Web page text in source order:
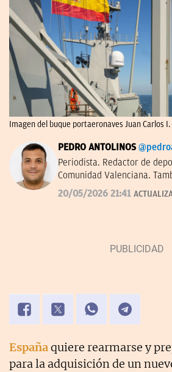
Imagen del buque portaeronaves Juan Carlos I.
PEDRO ANTOLINOS
Periodista. Redactor de
Comunidad Valenciana.
SEO. En OKDIARIO desde
20/05/2026 21:41
Españaquiere rearmarse y
para la adquisición de un